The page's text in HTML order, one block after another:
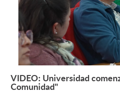
Postgrado
Formación Continua
Estudiantes
Académicos
VIDEO: Universidad
Comunidad"